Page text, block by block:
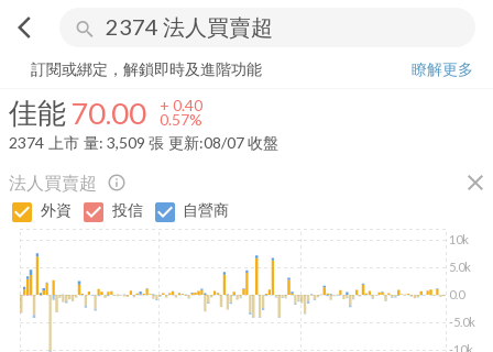
arrow_back_ios search
佳能 70.00+ 0.57%
訂閱或綁定，解鎖即時及進階功能
瞭解更多
佳能70.00 + 0.40
0.57%
2374 上市 量: 3,509 張 更新:08/07 收盤
法人買賣超 close
info_outline
外資 投信 自營商
-10k
-5.0k
0.0
5.0k
10k